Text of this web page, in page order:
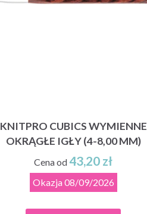
KNITPRO CUBICS WYMIENNE
OKRĄGŁE IGŁY (4-8,00 MM)
Cena od43,20 zł
Okazja08/09/2026